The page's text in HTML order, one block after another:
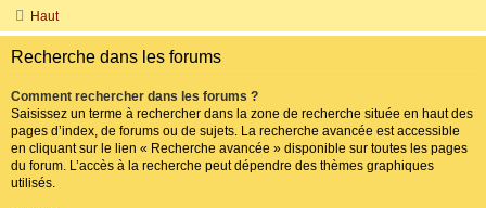
Haut
Recherche dans les forums
Comment rechercher dans les forums ?
Saisissez un terme à rechercher dans la zone de recherche située en haut des
pages d’index, de forums ou de sujets. La recherche avancée est accessible
en cliquant sur le lien « Recherche avancée » disponible sur toutes les pages
du forum. L’accès à la recherche peut dépendre des thèmes graphiques
utilisés.